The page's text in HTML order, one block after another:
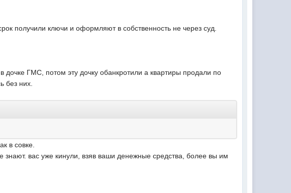
получили ключи и оформляют в собственность не через суд.
ГМС, потом эту дочку обанкротили а квартиры продали по
без них.
в совке.
знают. вас уже кинули, взяв ваши денежные средства, более вы им